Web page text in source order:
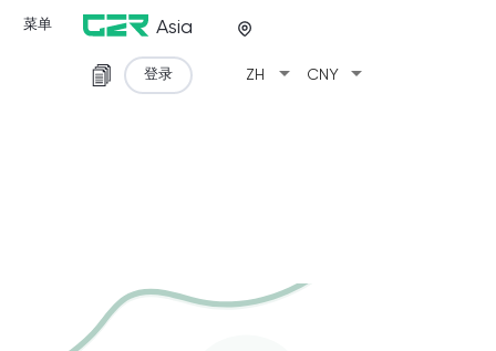
菜单 Asia
ZH arrow_drop_down CNY arrow_drop_down
登录